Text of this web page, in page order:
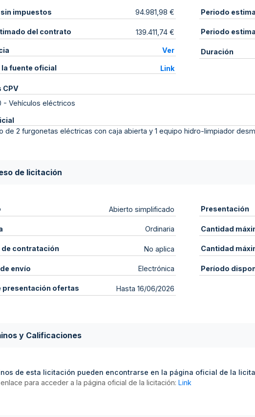
impuestos 94.981,98 €
del contrato 139.411,74 €
Ver
la fuente oficial Link
Periodo
Periodo
Duración
CPV
- Vehículos eléctricos
de 2 furgonetas eléctricas con caja abierta y 1 equipo hidro-limpiador
de licitación
Abierto simplificado
Ordinaria
de contratación No aplica
envío Electrónica
presentación ofertas Hasta 16/06/2026
Presentación
Cantidad
Cantidad
Período
y Calificaciones
de esta licitación pueden encontrarse en la página oficial de la
para acceder a la página oficial de la licitación: Link